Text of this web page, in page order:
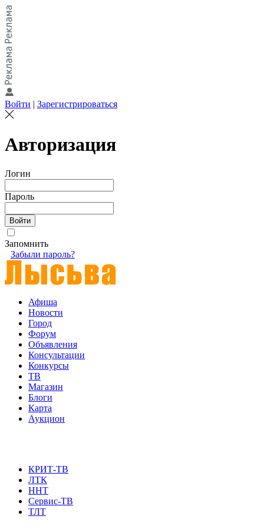
Войти | Зарегистрироваться
Авторизация
Логин
Пароль
Запомнить
Забыли пароль?
Афиша
Новости
Город
Форум
Объявления
Консультации
Конкурсы
ТВ
Магазин
Блоги
Карта
Аукцион
КРИТ-ТВ
ЛТК
ННТ
Сервис-ТВ
ТЛТ